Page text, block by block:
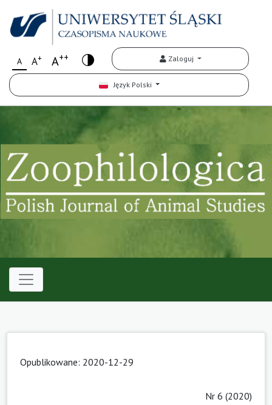
A A+ A++ Zaloguj
Język Polski
Opublikowane: 2020-12-29
Nr 6 (2020)